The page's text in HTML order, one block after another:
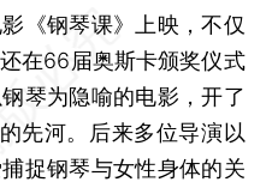
钢琴课》上映，不仅
在66届奥斯卡颁奖仪式
琴为隐喻的电影，开了
先河。后来多位导演以
捉钢琴与女性身体的关